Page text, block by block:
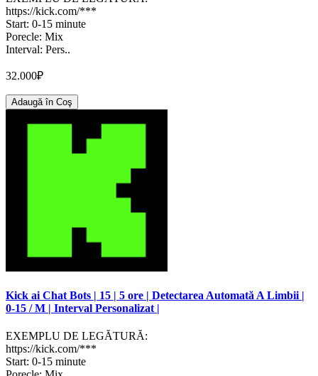
https://kick.com/***
Start: 0-15 minute
Porecle: Mix
Interval: Pers..
32.000₽
Adaugă în Coş
Kick ai Chat Bots | 15 | 5 ore | Detectarea Automată A Limbii |
0-15 / M | Interval Personalizat |
EXEMPLU DE LEGĂTURĂ:
https://kick.com/***
Start: 0-15 minute